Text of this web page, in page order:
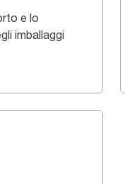
e lo
imballaggi